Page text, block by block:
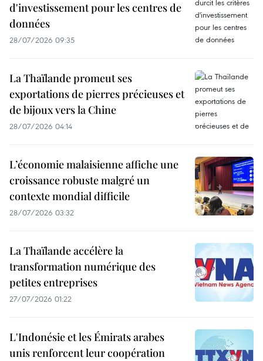
d'investissement pour les centres de
données
28/07/2026 09:35
La Thaïlande promeut ses
exportations de pierres précieuses et
de bijoux vers la Chine
28/07/2026 04:14
L’économie malaisienne affiche une
croissance robuste malgré un
contexte mondial difficile
28/07/2026 03:32
La Thaïlande accélère la
transformation numérique des
petites entreprises
27/07/2026 01:22
L'Indonésie et les Émirats arabes
unis renforcent leur coopération